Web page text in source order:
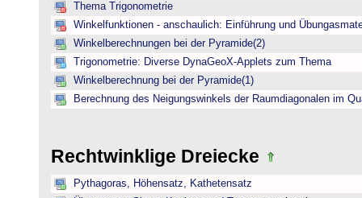
Thema Trigonometrie
Winkelfunktionen - anschaulich: Einführung und
Winkelberechnungen bei der Pyramide(2)
Trigonometrie: Diverse DynaGeoX-Applets zum Thema
Winkelberechnung bei der Pyramide(1)
Berechnung des Neigungswinkels der Raumdiagonalen im
Rechtwinklige Dreiecke
Pythagoras, Höhensatz, Kathetensatz